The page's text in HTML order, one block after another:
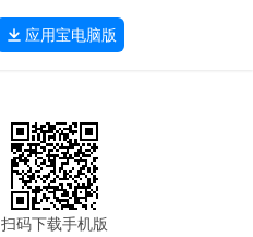
应用宝电脑版
扫码下载手机版